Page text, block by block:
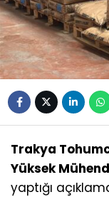
Trakya
Yüksek
yaptığı